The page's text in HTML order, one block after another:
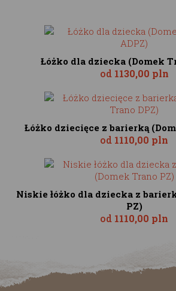
Łóżko dla dziecka (Domek
od 1130,00 pln
Łóżko dziecięce z barierką
od 1110,00 pln
Niskie łóżko dla dziecka z
PZ)
od 1110,00 pln